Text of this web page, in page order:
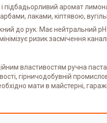
підбадьорливий аромат
лаками, кіптявою,
до рук. Має нейтральний pH
ризик засмічення
властивостям ручна
гірничодобувній
мати в майстерні,